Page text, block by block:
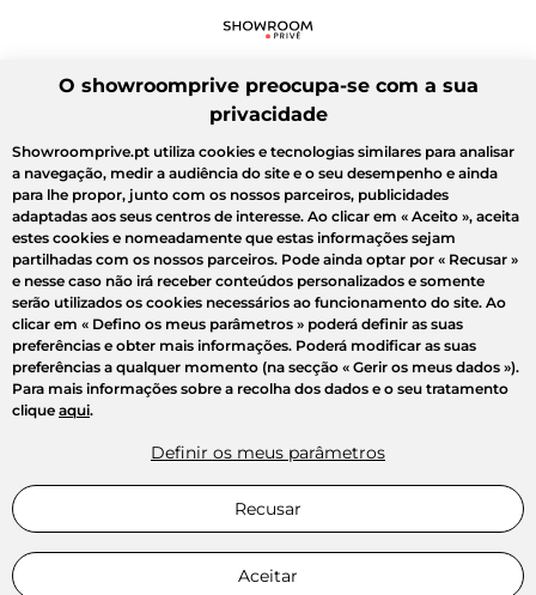
O showroomprive preocupa-se com a sua
privacidade
Showroomprive.pt utiliza cookies e tecnologias similares para analisar
a navegação, medir a audiência do site e o seu desempenho e ainda
para lhe propor, junto com os nossos parceiros, publicidades
adaptadas aos seus centros de interesse. Ao clicar em « Aceito », aceita
estes cookies e nomeadamente que estas informações sejam
partilhadas com os nossos parceiros. Pode ainda optar por « Recusar »
e nesse caso não irá receber conteúdos personalizados e somente
serão utilizados os cookies necessários ao funcionamento do site. Ao
clicar em « Defino os meus parâmetros » poderá definir as suas
preferências e obter mais informações. Poderá modificar as suas
preferências a qualquer momento (na secção « Gerir os meus dados »).
Para mais informações sobre a recolha dos dados e o seu tratamento
clique aqui.
Definir os meus parâmetros
Recusar
Aceitar